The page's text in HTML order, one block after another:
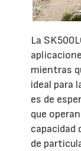
La
mientras
ideal para
es de
que
capacidad
de